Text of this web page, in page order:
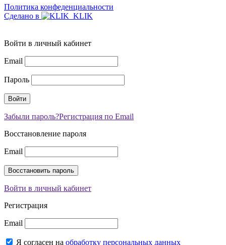
Политика конфеденциальности
Сделано в
Войти в личный кабинет
Email
Пароль
Забыли пароль?Регистрация по Email
Восстановление пароля
Email
Войти в личный кабинет
Регистрация
Email
Я согласен на обработку персональных данных